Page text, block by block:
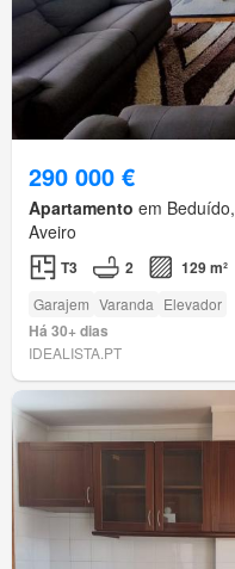
290 000 €
Apartamento em
Aveiro
T3 2 129 m²
Garajem Varanda Elevador
Há 30+ dias
IDEALISTA.PT